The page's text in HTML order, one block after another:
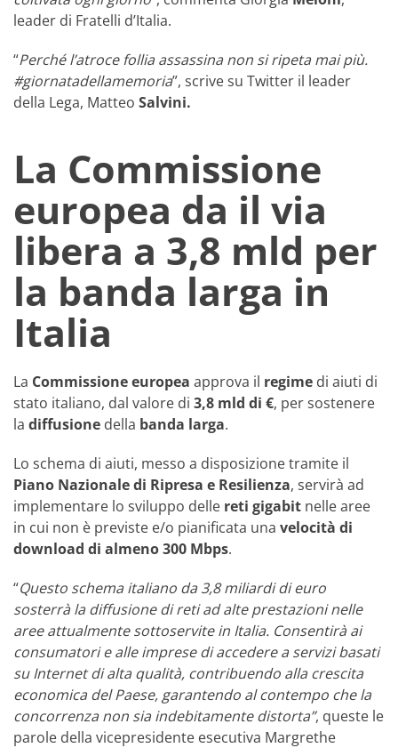
leader di Fratelli d’Italia.
“Perché l’atroce follia assassina non si ripeta mai più.
#giornatadellamemoria”, scrive su Twitter il leader
della Lega, Matteo Salvini.
La Commissione
europea da il via
libera a 3,8 mld per
la banda larga in
Italia
La Commissione europea approva il regime di aiuti di
stato italiano, dal valore di 3,8 mld di €, per sostenere
la diffusione della banda larga.
Lo schema di aiuti, messo a disposizione tramite il
Piano Nazionale di Ripresa e Resilienza, servirà ad
implementare lo sviluppo delle reti gigabit nelle aree
in cui non è previste e/o pianificata una velocità di
download di almeno 300 Mbps.
“Questo schema italiano da 3,8 miliardi di euro
sosterrà la diffusione di reti ad alte prestazioni nelle
aree attualmente sottoservite in Italia. Consentirà ai
consumatori e alle imprese di accedere a servizi basati
su Internet di alta qualità, contribuendo alla crescita
economica del Paese, garantendo al contempo che la
concorrenza non sia indebitamente distorta”, queste le
parole della vicepresidente esecutiva Margrethe